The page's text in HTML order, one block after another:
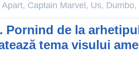
Apart, Captain Marvel , Us, Dumbo,
Pornind de la
tema visului